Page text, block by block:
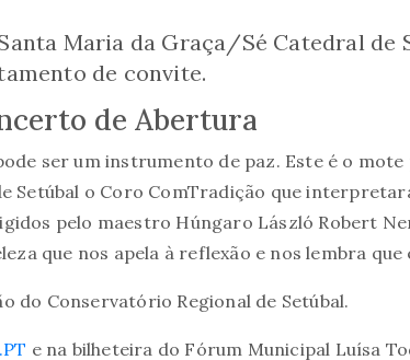
Maria da Graça/Sé Catedral de
de convite.
de Abertura
ser um instrumento de paz. Este é o mote
Setúbal o Coro ComTradição que
pelo maestro Húngaro László Robert
que nos apela à reflexão e nos lembra que
do Conservatório Regional de Setúbal.
e na bilheteira do Fórum Municipal Luísa